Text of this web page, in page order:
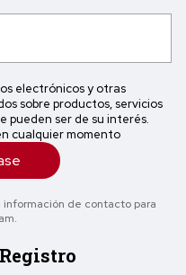
electrónicos y otras
sobre productos, servicios
pueden ser de su interés.
cualquier momento
de contacto para